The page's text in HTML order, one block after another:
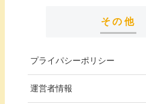
その他
プライパシーポリシー
運営者情報